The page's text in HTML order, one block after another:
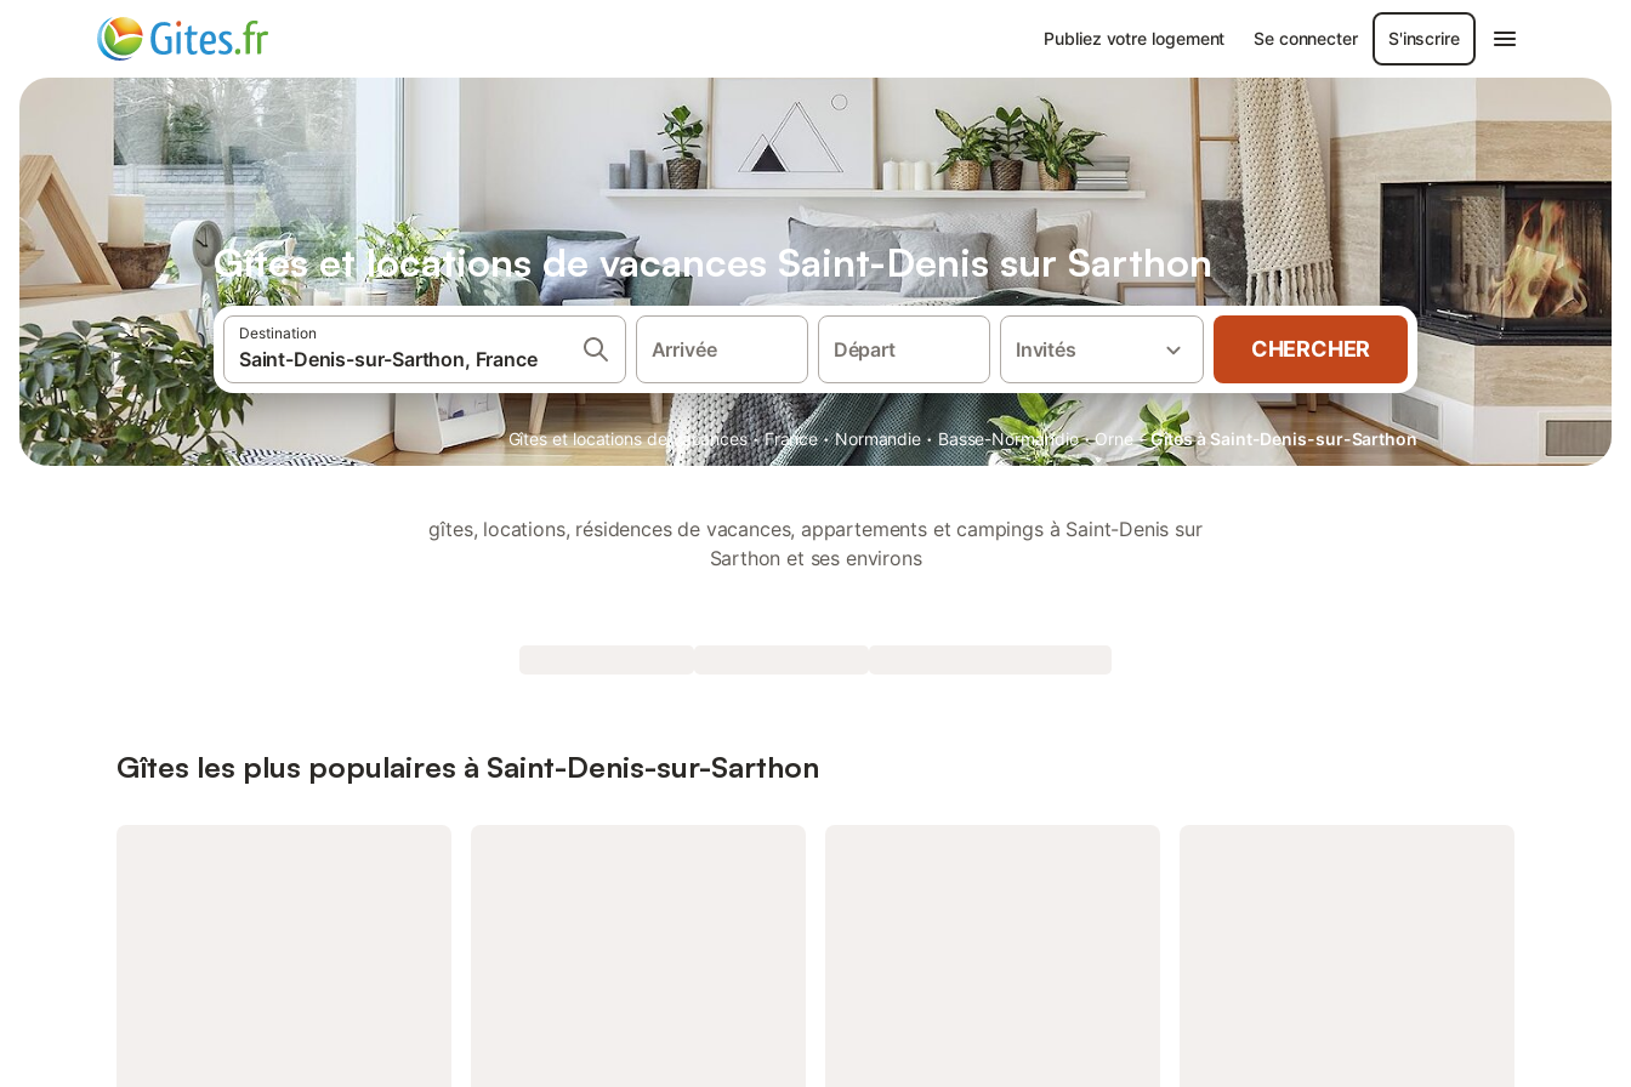
Publiez votre logement Se connecter S'inscrire
Gîtes et locations de vacances Saint-Denis sur Sarthon
Destination
Arrivée Départ Invités CHERCHER
Gîtes et locations de vacances · France · Normandie · Basse-Normandie · Orne · Gîtes à Saint-Denis-sur-Sarthon
gîtes, locations, résidences de vacances, appartements et campings à Saint-Denis sur
Sarthon et ses environs
Gîtes les plus populaires à Saint-Denis-sur-Sarthon